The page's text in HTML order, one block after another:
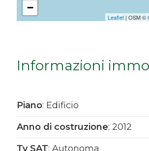
−
Leaflet | OSM ©
Informazioni
Piano: Edificio
Anno di costruzione: 2012
Tv SAT: Autonoma
Totale
Locali
minimi